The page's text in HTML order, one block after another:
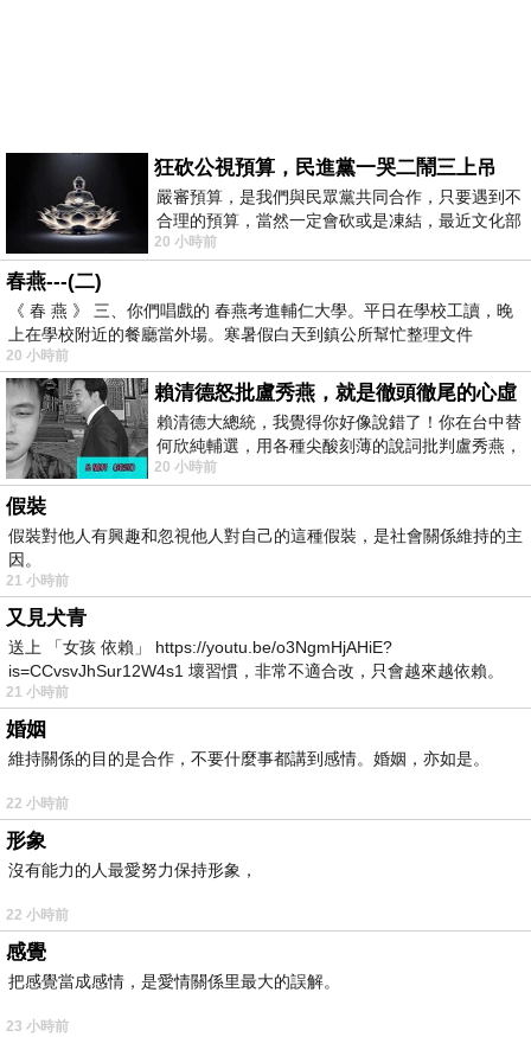
狂砍公視預算，民進黨一哭二鬧三上吊
嚴審預算，是我們與民眾黨共同合作，只要遇到不
合理的預算，當然一定會砍或是凍結，最近文化部
要編列公視和Taiwan plus預算，在110年
20 小時前
春燕---(二)
《 春 燕 》 三、你們唱戲的 春燕考進輔仁大學。平日在學校工讀，晚
上在學校附近的餐廳當外場。寒暑假白天到鎮公所幫忙整理文件
20 小時前
賴清德怒批盧秀燕，就是徹頭徹尾的心虛
賴清德大總統，我覺得你好像說錯了！你在台中替
何欣純輔選，用各種尖酸刻薄的說詞批判盧秀燕，
罵她施政滿意度輸給陳其邁，甚至還說盧
20 小時前
假裝
假裝對他人有興趣和忽視他人對自己的這種假裝，是社會關係維持的主
因。
21 小時前
又見犬青
送上 「女孩 依賴」 https://youtu.be/o3NgmHjAHiE?
is=CCvsvJhSur12W4s1 壞習慣，非常不適合改，只會越來越依賴。
我害怕的
21 小時前
婚姻
維持關係的目的是合作，不要什麼事都講到感情。婚姻，亦如是。
22 小時前
形象
沒有能力的人最愛努力保持形象，
22 小時前
感覺
把感覺當成感情，是愛情關係里最大的誤解。
23 小時前